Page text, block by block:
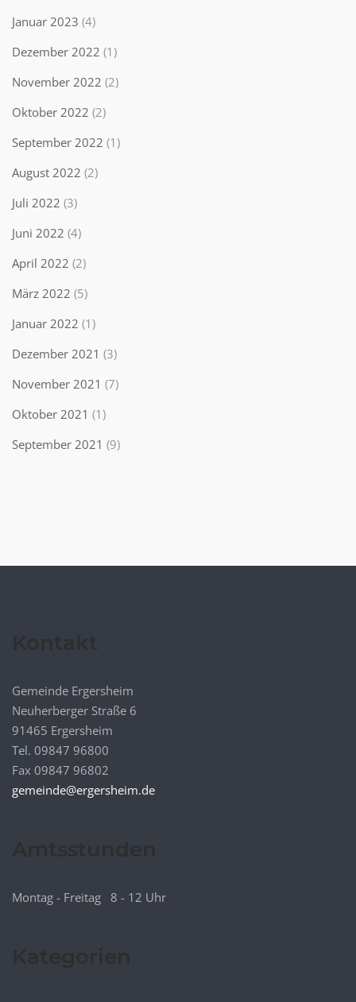
Januar 2023 (4)
Dezember 2022 (1)
November 2022 (2)
Oktober 2022 (2)
September 2022 (1)
August 2022 (2)
Juli 2022 (3)
Juni 2022 (4)
April 2022 (2)
März 2022 (5)
Januar 2022 (1)
Dezember 2021 (3)
November 2021 (7)
Oktober 2021 (1)
September 2021 (9)
Gemeinde Ergersheim
Neuherberger Straße 6
91465 Ergersheim
Tel. 09847 96800
Fax 09847 96802
gemeinde@ergersheim.de
Montag - Freitag 8 - 12 Uhr